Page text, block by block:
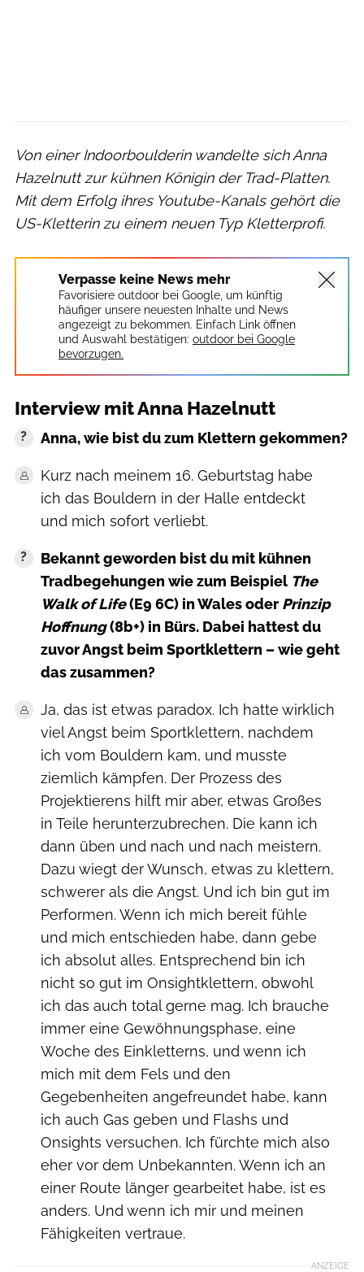
Von einer Indoorboulderin wandelte sich Anna
Hazelnutt zur kühnen Königin der Trad-Platten.
Mit dem Erfolg ihres Youtube-Kanals gehört die
US-Kletterin zu einem neuen Typ Kletterprofi.
Verpasse keine News mehr
Favorisiere outdoor bei Google, um künftig
häufiger unsere neuesten Inhalte und News
angezeigt zu bekommen. Einfach Link öffnen
und Auswahl bestätigen: outdoor bei Google
bevorzugen.
Interview mit Anna Hazelnutt
Anna, wie bist du zum Klettern gekommen?
Kurz nach meinem 16. Geburtstag habe
ich das Bouldern in der Halle entdeckt
und mich sofort verliebt.
Bekannt geworden bist du mit kühnen
Tradbegehungen wie zum Beispiel The
Walk of Life(E9 6C) in Wales oder Prinzip
Hoffnung(8b+) in Bürs. Dabei hattest du
zuvor Angst beim Sportklettern – wie geht
das zusammen?
Ja, das ist etwas paradox. Ich hatte wirklich
viel Angst beim Sportklettern, nachdem
ich vom Bouldern kam, und musste
ziemlich kämpfen. Der Prozess des
Projektierens hilft mir aber, etwas Großes
in Teile herunterzubrechen. Die kann ich
dann üben und nach und nach meistern.
Dazu wiegt der Wunsch, etwas zu klettern,
schwerer als die Angst. Und ich bin gut im
Performen. Wenn ich mich bereit fühle
und mich entschieden habe, dann gebe
ich absolut alles. Entsprechend bin ich
nicht so gut im Onsightklettern, obwohl
ich das auch total gerne mag. Ich brauche
immer eine Gewöhnungsphase, eine
Woche des Einkletterns, und wenn ich
mich mit dem Fels und den
Gegebenheiten angefreundet habe, kann
ich auch Gas geben und Flashs und
Onsights versuchen. Ich fürchte mich also
eher vor dem Unbekannten. Wenn ich an
einer Route länger gearbeitet habe, ist es
anders. Und wenn ich mir und meinen
Fähigkeiten vertraue.
ANZEIGE